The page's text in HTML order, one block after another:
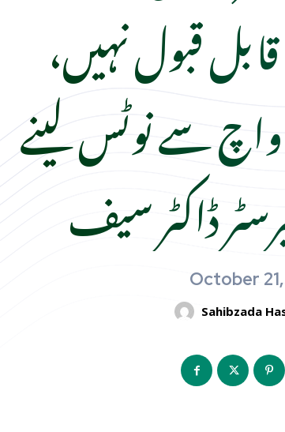
قبول نہیں،
سے نوٹس لینے
ڈاکٹر سیف
October
Sahibzada